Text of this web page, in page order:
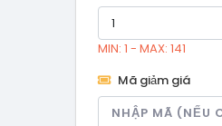
MIN: 1 - MAX: 141
Mã giảm giá